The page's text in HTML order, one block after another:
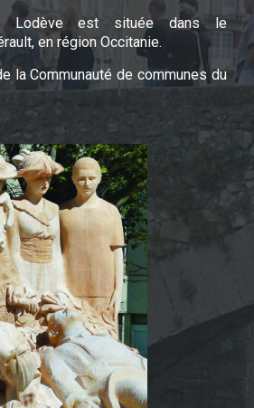
Lodève est située dans le
en région Occitanie.
la Communauté de communes du